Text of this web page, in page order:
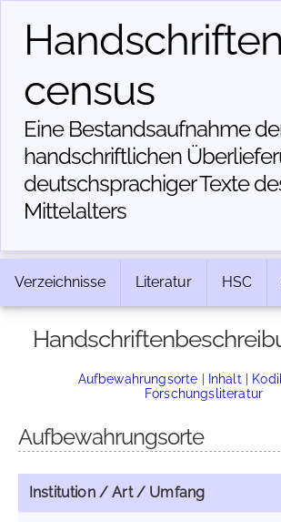
census
Eine Bestandsaufnahme
handschriftlichen
deutschsprachiger Texte
Mittelalters
Verzeichnisse Literatur HSC
Aufbewahrungsorte | Inhalt |
Forschungsliteratur
Aufbewahrungsorte
Institution / Art / Umfang